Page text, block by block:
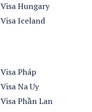
Visa Hungary
Visa Iceland
Visa Pháp
Visa Na Uy
Visa Phần Lan